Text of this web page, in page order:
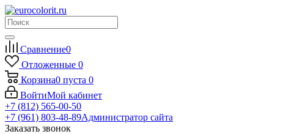
Сравнение0
Отложенные 0
Корзина0 пуста 0
ВойтиМой кабинет
+7 (812) 565-00-50
+7 (961) 803-48-89Администратор сайта
Заказать звонок